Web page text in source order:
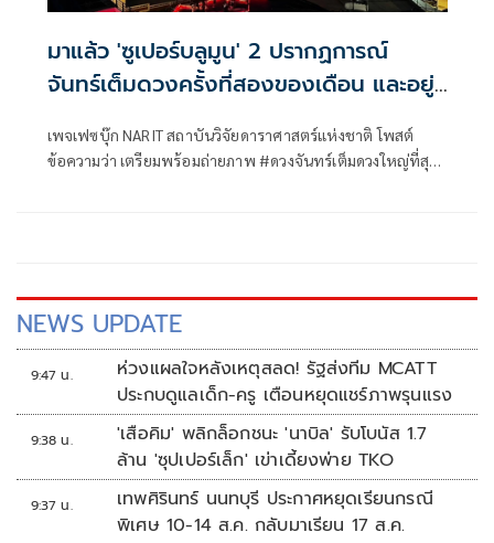
มาแล้ว 'ซูเปอร์บลูมูน' 2 ปรากฏการณ์
จันทร์เต็มดวงครั้งที่สองของเดือน และอยู่
เพจเฟซบุ๊ก NARIT สถาบันวิจัยดาราศาสตร์แห่งชาติ โพสต์
ข้อความว่า เตรียมพร้อมถ่ายภาพ #ดวงจันทร์เต็มดวงใหญ่ที่สุด
NEWS UPDATE
9:47 น.
ห่วงแผลใจหลังเหตุสลด! รัฐส่งทีม MCATT
ประกบดูแลเด็ก-ครู เตือนหยุดแชร์ภาพรุนแรง
9:38 น.
'เสือคิม' พลิกล็อกชนะ 'นาบิล' รับโบนัส 1.7
ล้าน 'ซุปเปอร์เล็ก' เข่าเดี้ยงพ่าย TKO
9:37 น.
เทพศิรินทร์ นนทบุรี ประกาศหยุดเรียนกรณี
พิเศษ 10-14 ส.ค. กลับมาเรียน 17 ส.ค.